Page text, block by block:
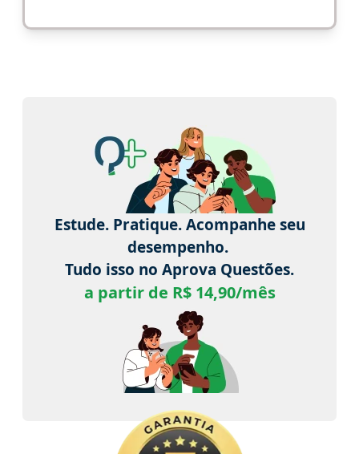
Estude. Pratique. Acompanhe seu
desempenho.
Tudo isso no Aprova Questões.
a partir de R$ 14,90/mês